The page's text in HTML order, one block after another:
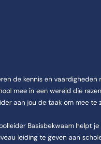
De opleiding
de kennis en
mee in een wereld die
aan jou de taak om mee te
Basisbekwaam helpt
leiding te geven aan